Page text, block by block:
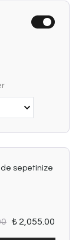
sepetinize
₺ 2,055.00